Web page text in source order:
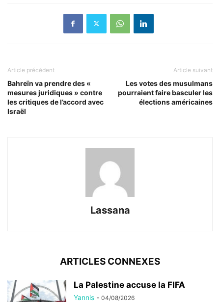
Article précédent
Bahreïn va prendre des «
mesures juridiques » contre
les critiques de l’accord avec
Israël
Article suivant
Les votes des musulmans
pourraient faire basculer les
élections américaines
Lassana
ARTICLES CONNEXES
La Palestine accuse la FIFA
Yannis - 04/08/2026